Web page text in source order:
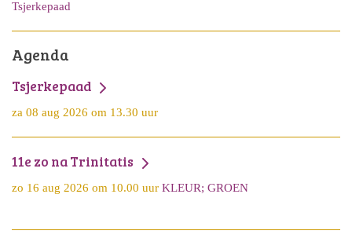
Tsjerkepaad
Agenda
Tsjerkepaad
za 08 aug 2026 om 13.30 uur
11e zo na Trinitatis
zo 16 aug 2026 om 10.00 uur KLEUR; GROEN